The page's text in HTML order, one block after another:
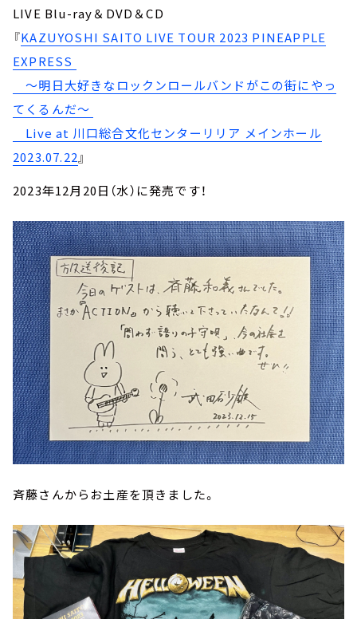
LIVE Blu-ray＆DVD＆CD
『KAZUYOSHI SAITO LIVE TOUR 2023 PINEAPPLE
EXPRESS
～明日大好きなロックンロールバンドがこの街にやっ
てくるんだ～
Live at 川口総合文化センターリリア メインホール
2023.07.22』
2023年12月20日（水）に発売です！
斉藤さんからお土産を頂きました。